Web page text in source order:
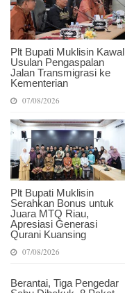
Plt Bupati Muklisin Kawal
Usulan Pengaspalan
Jalan Transmigrasi ke
Kementerian
07/08/2026
Plt Bupati Muklisin
Serahkan Bonus untuk
Juara MTQ Riau,
Apresiasi Generasi
Qurani Kuansing
07/08/2026
Berantai, Tiga Pengedar